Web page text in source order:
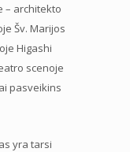
– architekto
Šv. Marijos
Higashi
scenoje
pasveikins
yra tarsi